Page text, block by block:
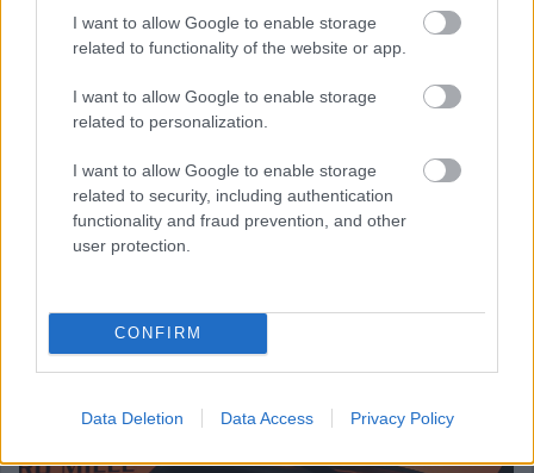
I want to allow Google to enable storage
related to functionality of the website or app.
I want to allow Google to enable storage
related to personalization.
I want to allow Google to enable storage
related to security, including authentication
functionality and fraud prevention, and other
user protection.
CONFIRM
Data Deletion Data Access Privacy Policy
„Úgy érzem, hogy jobban vezettem eddig, mint tavaly a szezon
Nyilván jobb autót akarok és egy olyat, ami több lehetőséget,
több esélyt és több eredményt ad nekem azzal a saját